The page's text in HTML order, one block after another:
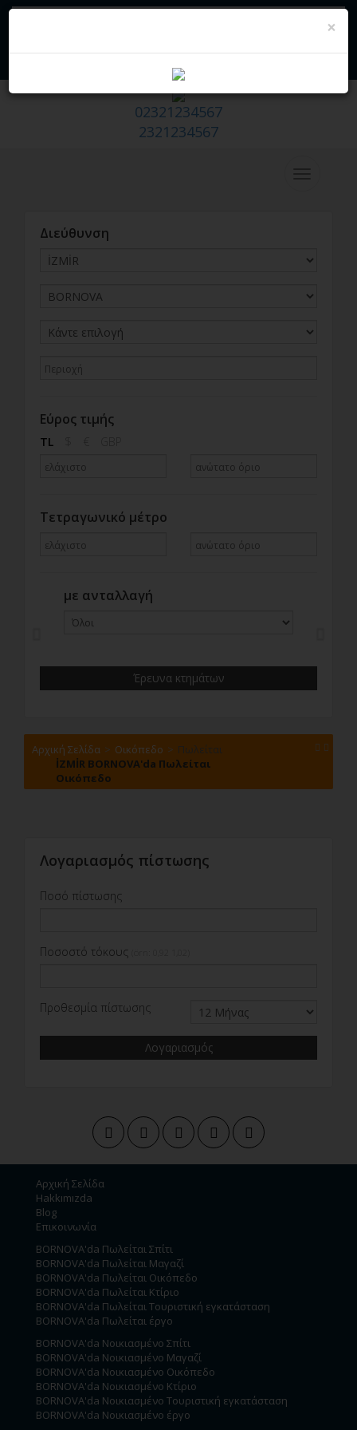
02321234567
2321234567
Διεύθυνση
Εύρος τιμής
TL
Τετραγωνικό μέτρο
με ανταλλαγή
Previous
Έρευνα κτημάτων
Αρχική Σελίδα Οικόπεδο
Πωλείται
İZMİR BORNOVA'da Πωλείται
Οικόπεδο
Λογαριασμός πίστωσης
Ποσό πίστωσης
Ποσοστό τόκους
Προθεσμία πίστωσης
Λογαριασμός
Αρχική Σελίδα
Hakkımızda
Blog
Επικοινωνία
BORNOVA'da Πωλείται Σπίτι
BORNOVA'da Πωλείται Μαγαζί
BORNOVA'da Πωλείται Οικόπεδο
BORNOVA'da Πωλείται Κτίριο
BORNOVA'da Πωλείται Τουριστική εγκατάσταση
BORNOVA'da Πωλείται έργο
BORNOVA'da Νοικιασμένο Σπίτι
BORNOVA'da Νοικιασμένο Μαγαζί
BORNOVA'da Νοικιασμένο Οικόπεδο
BORNOVA'da Νοικιασμένο Κτίριο
BORNOVA'da Νοικιασμένο Τουριστική εγκατάσταση
BORNOVA'da Νοικιασμένο έργο
×